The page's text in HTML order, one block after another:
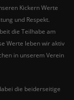
Kickern Werte
und Respekt.
die Teilhabe am
Werte leben wir aktiv
in unserem Verein
die beiderseitige